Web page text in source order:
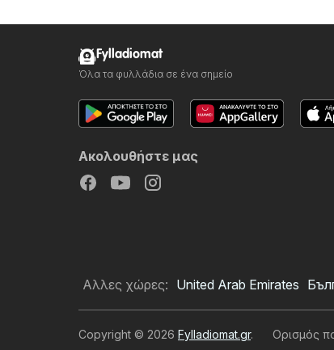
Fylladiomat
Όλα τα φυλλάδια σε ένα σημείο
Ακολουθήστε μας
Αλλες χώρες: United Arab Emirates
Copyright © 2026 Fylladiomat.gr. Ορισμός